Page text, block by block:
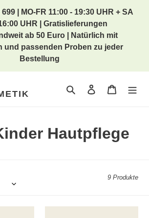
| MO-FR 11:00 - 19:30 UHR + SA
UHR | Gratislieferungen
ab 50 Euro | Natürlich mit
und passenden Proben zu jeder
Bestellung
Suchen Einloggen
Hautpflege
9 Produkte